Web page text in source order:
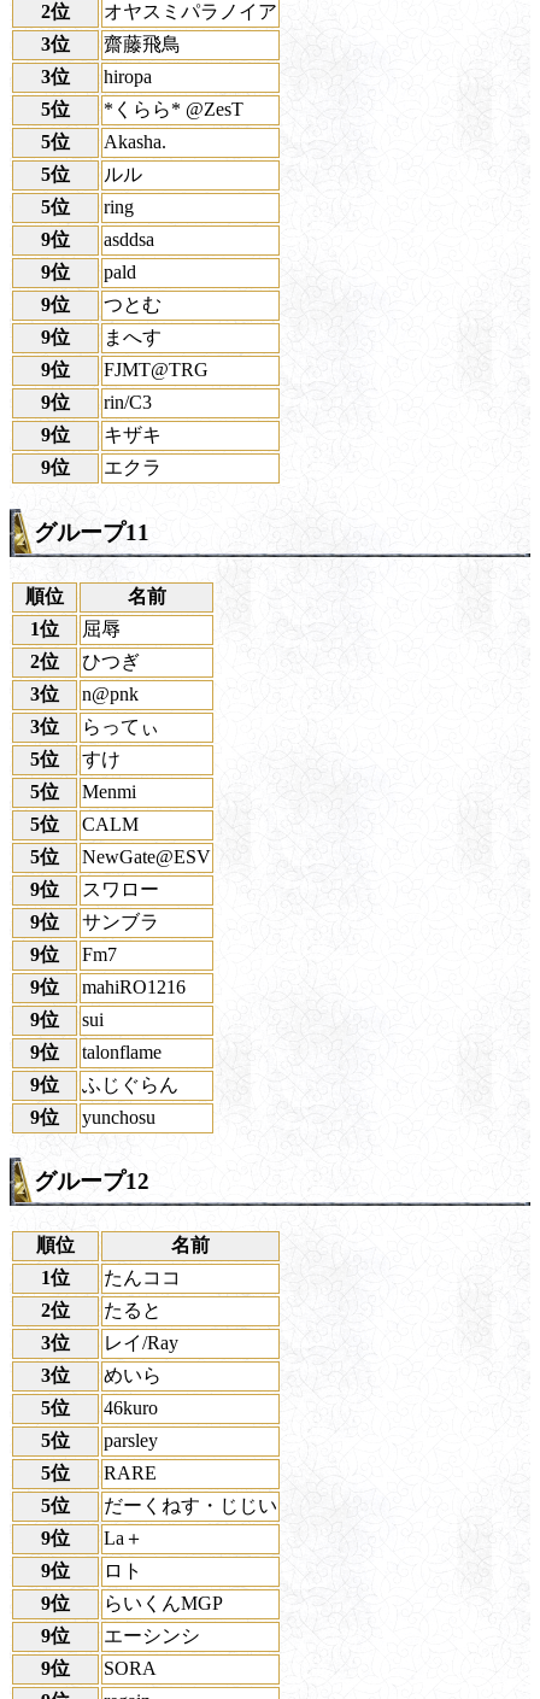
2位
オヤスミパラノイア
3位
齋藤飛鳥
3位
hiropa
5位
*くらら* @ZesT
5位
Akasha.
5位
ルル
5位
ring
9位
asddsa
9位
pald
9位
つとむ
9位
まへす
9位
FJMT@TRG
9位
rin/C3
9位
キザキ
9位
エクラ
グループ11
順位
名前
1位
屈辱
2位
ひつぎ
3位
n@pnk
3位
らってぃ
5位
すけ
5位
Menmi
5位
CALM
5位
NewGate@ESV
9位
スワロー
9位
サンブラ
9位
Fm7
9位
mahiRO1216
9位
sui
9位
talonflame
9位
ふじぐらん
9位
yunchosu
グループ12
順位
名前
1位
たんココ
2位
たると
3位
レイ/Ray
3位
めいら
5位
46kuro
5位
parsley
5位
RARE
5位
だーくねす・じじい
9位
La＋
9位
ロト
9位
らいくんMGP
9位
エーシンシ
9位
SORA